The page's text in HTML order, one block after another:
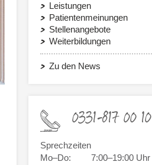
Leistungen
Patientenmeinungen
Stellenangebote
Weiterbildungen
Zu den News
0331-817 00 10
Sprechzeiten
Mo–Do:
7:00–19:00 Uhr